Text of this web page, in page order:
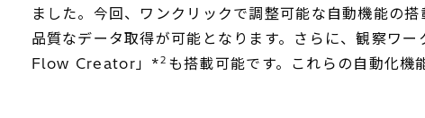
ました。今回、ワンクリックで調整可能な自動機能の
品質なデータ取得が可能となります。さらに、観察ワー
Flow Creator」*2 も搭載可能です。これらの自動化機